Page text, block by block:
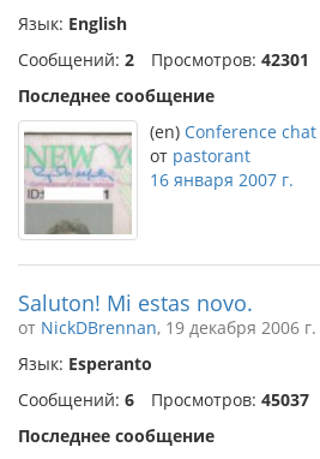
Язык: English
Сообщений: 2 Просмотров: 42301
Последнее сообщение
(en) Conference chat
от pastorant
16 января 2007 г.
Saluton! Mi estas novo.
от NickDBrennan, 19 декабря 2006 г.
Язык: Esperanto
Сообщений: 6 Просмотров: 45037
Последнее сообщение